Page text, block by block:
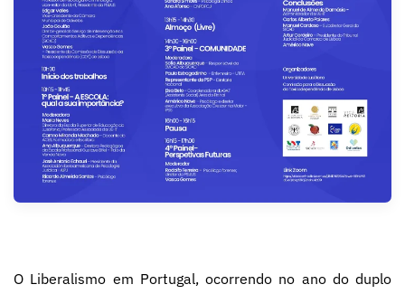
O Liberalismo em Portugal, ocorrendo no ano do duplo